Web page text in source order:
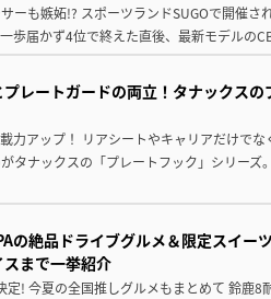
ーも嫉妬!? スポーツランドSUGOで開催さ
歩届かず4位で終えた直後、最新モデルの
プレートガードの両立！タナックス
力アップ！ リアシートやキャリアだけで
タナックスの「プレートフック」シリーズ
の絶品ドライブグルメ＆限定スイー
まで一挙紹介
定! 今夏の全国推しグルメもまとめて 鈴鹿8